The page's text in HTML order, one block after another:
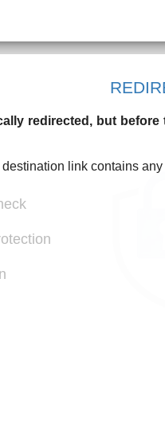
redirected, but
link contains any